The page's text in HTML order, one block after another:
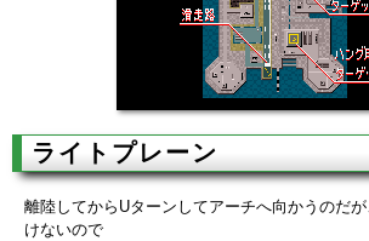
ライトプレーン
離陸してからUターンしてアーチへ向かうのだ
けないので